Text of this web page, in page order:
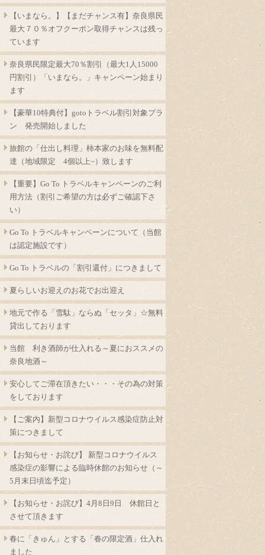
【いまなら。】【まだチャンス有】奈良県民
最大７０％オフクーポン取得チャンスは残っ
ています
奈良県民限定最大70％割引（最大1人15000
円割引）「いまなら。」キャンペーン始まり
ます
【豪華10特典付】gotoトラベル割引対象プラ
ン 発売開始しました
旅館の「仕出し料理」柿本家のお味を無料配
達（地域限定 4個以上~）致します
【重要】Go To トラベルキャンペーンのご利
用方法（割引ご希望の方は必ずご確認下さ
い）
Go To トラベルキャンペーンについて（当館
は認定施設です）
Go To トラベルの「割引還付」につきまして
夏らしいお迎えのお花でお出迎え
地元で作る「雪駄」ならぬ「セッタ」☆無料
貸出しております
当館 利き酒師が仕入れる～夏におススメの
奈良地酒～
安心してご滞在頂きたい・・・その為の対策
をしております
【ご案内】新型コロナウイルス感染症防止対
策につきまして
【お知らせ・お詫び】 新型コロナウイルス
感染症の影響による臨時休館のお知らせ（～
5月末日頃迄予定）
【お知らせ・お詫び】4月8日9日 休館日と
させて頂きます
春に「きゅん」とする「春の限定酒」仕入れ
ました